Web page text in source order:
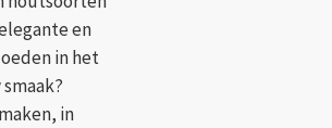
en
in het
in